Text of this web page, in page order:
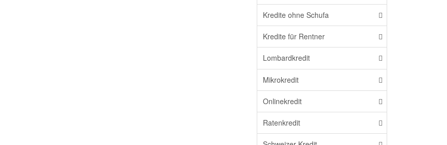
Kredite ohne Schufa
Kredite für Rentner
Lombardkredit
Mikrokredit
Onlinekredit
Ratenkredit